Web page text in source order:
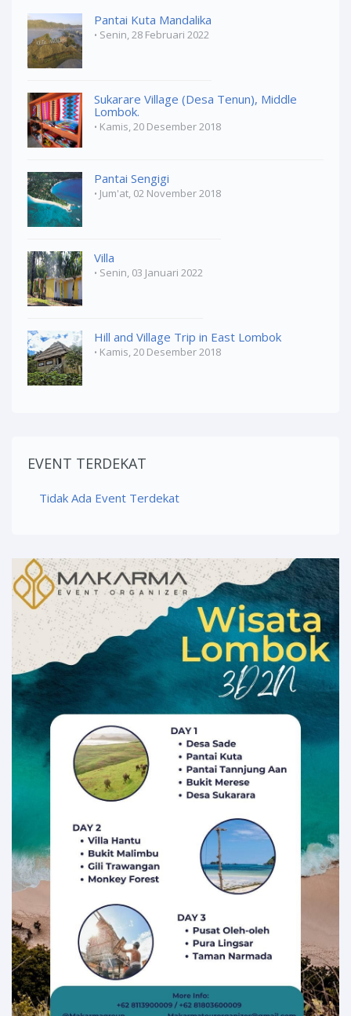
Pantai Kuta Mandalika
Senin, 28 Februari 2022
Sukarare Village (Desa Tenun), Middle
Lombok.
Kamis, 20 Desember 2018
Pantai Sengigi
Jum'at, 02 November 2018
Villa
Senin, 03 Januari 2022
Hill and Village Trip in East Lombok
Kamis, 20 Desember 2018
EVENT TERDEKAT
Tidak Ada Event Terdekat